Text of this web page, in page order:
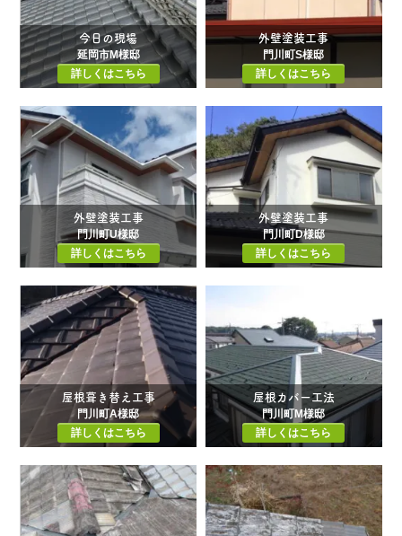
今日の現場
延岡市M様邸
詳しくはこちら
外壁塗装工事
門川町S様邸
詳しくはこちら
外壁塗装工事
門川町U様邸
詳しくはこちら
外壁塗装工事
門川町D様邸
詳しくはこちら
屋根葺き替え工事
門川町A様邸
詳しくはこちら
屋根カバー工法
門川町M様邸
詳しくはこちら